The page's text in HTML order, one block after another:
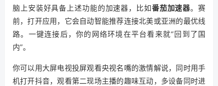
脑上安装好具备上述功能的加速器，比如番茄加速器。赛
前，打开应用，它会自动智能推荐连接北美或亚洲的最优线
路。一键连接后，你的网络环境在平台看来就“回到了国
内”。
你可以用大屏电视投屏观看央视名嘴的激情解说，同时用手
机打开抖音，观看第二现场主播的趣味互动，多设备同时进